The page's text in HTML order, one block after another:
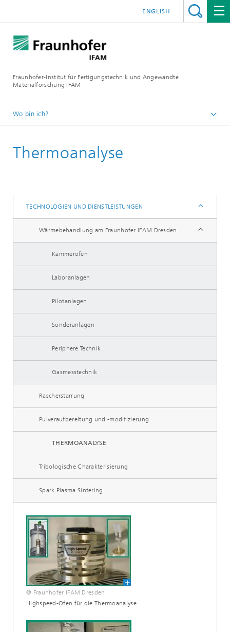
Fraunhofer-Institut für Fertigungstechnik und Angewandte
Materialforschung IFAM
ENGLISH
Wo bin ich?
Technologien und Dienstleistungen
Thermoanalyse
TECHNOLOGIEN UND DIENSTLEISTUNGEN
Wärmebehandlung am Fraunhofer IFAM Dresden
Kammeröfen
Laboranlagen
Pilotanlagen
Sonderanlagen
Periphere Technik
Gasmesstechnik
Rascherstarrung
Pulveraufbereitung und -modifizierung
THERMOANALYSE
Tribologische Charakterisierung
Spark Plasma Sintering
© Fraunhofer IFAM Dresden
Highspeed-Ofen für die Thermoanalyse